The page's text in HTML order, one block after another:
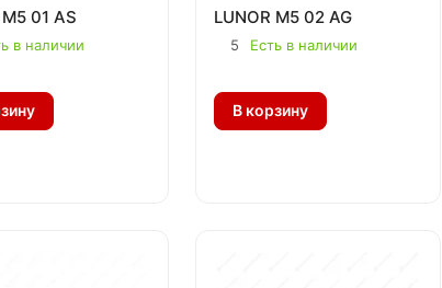
01 AS
в наличии
LUNOR M5 02 AG
5 Есть в наличии
В корзину